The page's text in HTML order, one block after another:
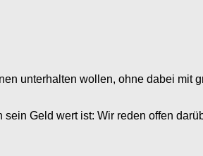
unterhalten wollen, ohne dabei mit
Geld wert ist: Wir reden offen